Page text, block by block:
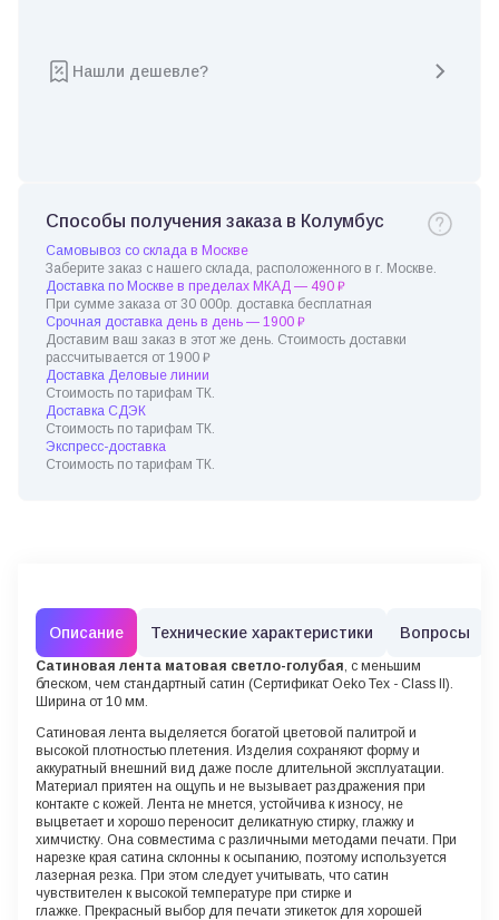
Нашли дешевле?
Способы получения заказа в Колумбус
Самовывоз со склада в Москве
Заберите заказ с нашего склада, расположенного в г. Москве.
Доставка по Москве в пределах МКАД — 490 ₽
При сумме заказа от 30 000р. доставка бесплатная
Срочная доставка день в день — 1900 ₽
Доставим ваш заказ в этот же день. Стоимость доставки
рассчитывается от 1900 ₽
Доставка Деловые линии
Стоимость по тарифам ТК.
Доставка СДЭК
Стоимость по тарифам ТК.
Экспресс-доставка
Стоимость по тарифам ТК.
Описание Технические характеристики Вопросы
Сатиновая лента матовая светло-голубая, с меньшим
блеском, чем стандартный сатин (Сертификат Oeko Tex - Class II).
Ширина от 10 мм.
Сатиновая лента выделяется богатой цветовой палитрой и
высокой плотностью плетения. Изделия сохраняют форму и
аккуратный внешний вид даже после длительной эксплуатации.
Материал приятен на ощупь и не вызывает раздражения при
контакте с кожей. Лента не мнется, устойчива к износу, не
выцветает и хорошо переносит деликатную стирку, глажку и
химчистку. Она совместима с различными методами печати. При
нарезке края сатина склонны к осыпанию, поэтому используется
лазерная резка. При этом следует учитывать, что сатин
чувствителен к высокой температуре при стирке и
глажке. Прекрасный выбор для печати этикеток для хорошей